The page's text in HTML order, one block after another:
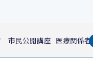
市民公開講座 医療関係